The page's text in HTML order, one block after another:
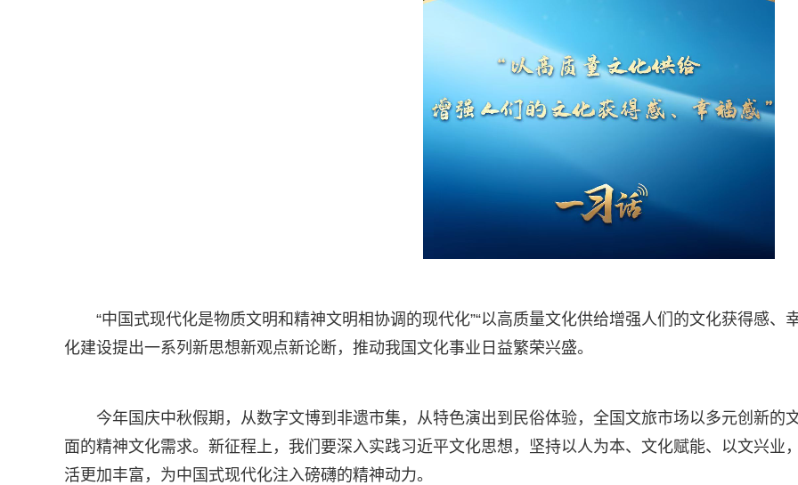
“中国式现代化是物质文明和精神文明相协调的现代化”“以高质量文化供给增强人们的文化获得感
化建设提出一系列新思想新观点新论断，推动我国文化事业日益繁荣兴盛。
今年国庆中秋假期，从数字文博到非遗市集，从特色演出到民俗体验，全国文旅市场以多元创新的
面的精神文化需求。新征程上，我们要深入实践习近平文化思想，坚持以人为本、文化赋能、以文兴业
活更加丰富，为中国式现代化注入磅礴的精神动力。